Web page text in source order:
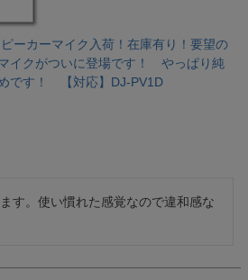
ーカーマイク入荷！在庫有り！要望の
イクがついに登場です！ やっぱり純
です！ 【対応】DJ-PV1D
す。使い慣れた感覚なので違和感な